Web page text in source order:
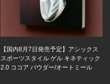
【国内8月7日発売予定】アシックス
スポーツスタイル ゲル キネティック
2.0 ココア パウダー/オートミール